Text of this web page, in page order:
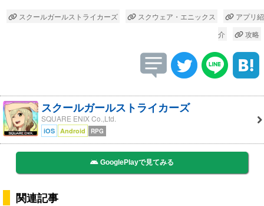
スクールガールストライカーズ スクウェア・エニックス
アプリ紹
介
攻略
スクールガールストライカーズ
SQUARE ENIX Co.,Ltd.
iOS Android RPG
GooglePlayで見てみる
関連記事